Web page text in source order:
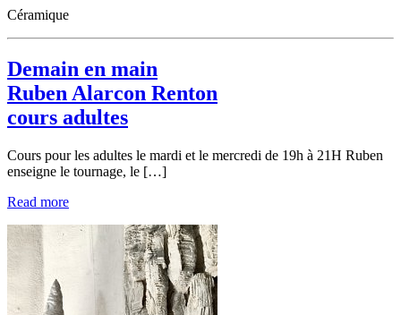
Céramique
Demain en main
Ruben Alarcon Renton
cours adultes
Cours pour les adultes le mardi et le mercredi de 19h à 21H Ruben
enseigne le tournage, le […]
Read more